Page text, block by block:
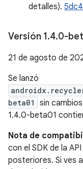
detalles).
Versión 1.4.0-
21 de agosto de
Se lanzó
beta01
sin
1.4.0-beta01
Nota de
con el SDK de la
posteriores. Si ves